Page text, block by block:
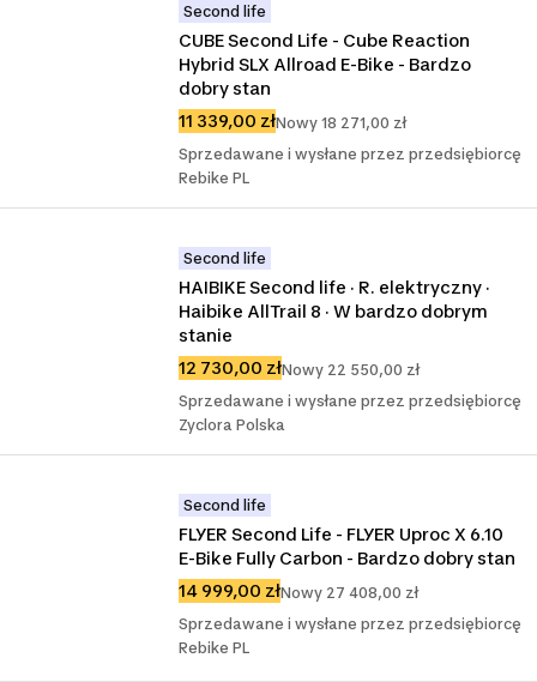
Second life
CUBE Second Life - Cube Reaction
Hybrid SLX Allroad E-Bike - Bardzo
dobry stan
11 339,00 złNowy 18 271,00 zł
Sprzedawane i wysłane przez przedsiębiorcę
Rebike PL
Second life
HAIBIKE Second life · R. elektryczny ·
Haibike AllTrail 8 · W bardzo dobrym
stanie
12 730,00 złNowy 22 550,00 zł
Sprzedawane i wysłane przez przedsiębiorcę
Zyclora Polska
Second life
FLYER Second Life - FLYER Uproc X 6.10
E-Bike Fully Carbon - Bardzo dobry stan
14 999,00 złNowy 27 408,00 zł
Sprzedawane i wysłane przez przedsiębiorcę
Rebike PL